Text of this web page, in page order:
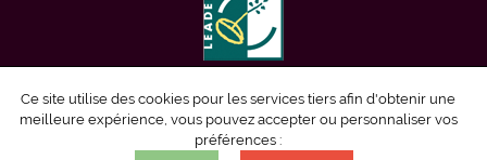
Ce site utilise des cookies pour les services tiers afin d'obtenir une
meilleure expérience, vous pouvez accepter ou personnaliser vos
préférences :